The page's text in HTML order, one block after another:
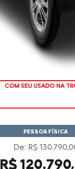
TAXA ZERO
PESSOA FÍSICA
De: R$
R$